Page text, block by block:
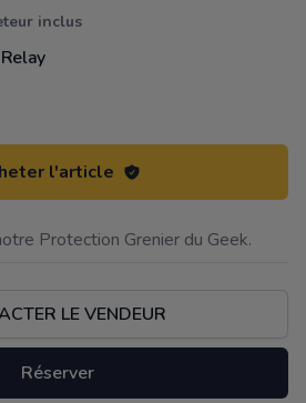
inclus
l'article
Protection Grenier du Geek.
LE VENDEUR
Réserver